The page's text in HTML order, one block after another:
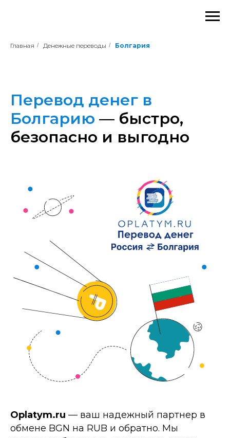
Главная / Денежные переводы / Болгария
Перевод денег в
Болгарию — быстро,
безопасно и выгодно
Oplatym.ru — ваш надежный партнер в
обмене BGN на RUB и обратно. Мы